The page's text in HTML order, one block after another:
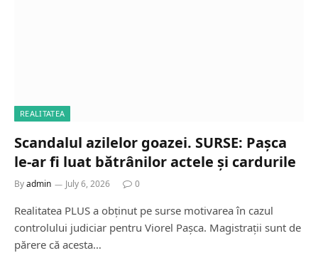
REALITATEA
Scandalul azilelor goazei. SURSE: Pașca
le-ar fi luat bătrânilor actele și cardurile
Byadmin July 6, 2026 0
Realitatea PLUS a obținut pe surse motivarea în cazul
controlului judiciar pentru Viorel Pașca. Magistrații sunt de
părere că acesta…